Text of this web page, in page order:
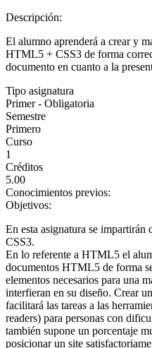
Descripción:
El alumno aprenderá a crear y
HTML5 + CSS3 de forma
documento en cuanto a la
Tipo asignatura
Primer - Obligatoria
Semestre
Primero
Curso
1
Créditos
5.00
Conocimientos previos:
Objetivos:
En esta asignatura se
CSS3.
En lo referente a HTML5 el
documentos HTML5 de forma
elementos necesarios para una
interfieran en su diseño. Crear
facilitará las tareas a las
readers) para personas con
también supone un porcentaje
posicionar un site